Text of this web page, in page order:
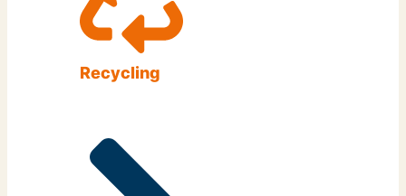
Recycling